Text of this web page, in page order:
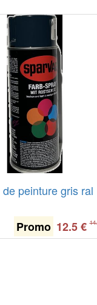
de peinture gris ral
Promo 12.5 €